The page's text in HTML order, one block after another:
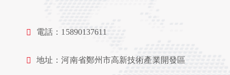
電話：15890137611
地址：河南省鄭州市高新技術產業開發區